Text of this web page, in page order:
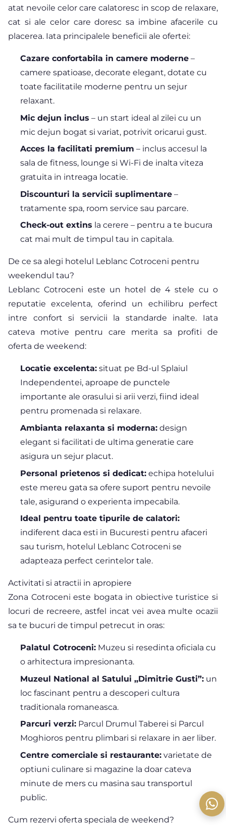
atat nevoile celor care calatoresc in scop de relaxare,
cat si ale celor care doresc sa imbine afacerile cu
placerea. Iata principalele beneficii ale ofertei:
Cazare confortabila in camere moderne –
camere spatioase, decorate elegant, dotate cu
toate facilitatile moderne pentru un sejur
relaxant.
Mic dejun inclus – un start ideal al zilei cu un
mic dejun bogat si variat, potrivit oricarui gust.
Acces la facilitati premium – inclus accesul la
sala de fitness, lounge si Wi-Fi de inalta viteza
gratuita in intreaga locatie.
Discounturi la servicii suplimentare –
tratamente spa, room service sau parcare.
Check-out extins la cerere – pentru a te bucura
cat mai mult de timpul tau in capitala.
De ce sa alegi hotelul Leblanc Cotroceni pentru
weekendul tau?
Leblanc Cotroceni este un hotel de 4 stele cu o
reputatie excelenta, oferind un echilibru perfect
intre confort si servicii la standarde inalte. Iata
cateva motive pentru care merita sa profiti de
oferta de weekend:
Locatie excelenta: situat pe Bd-ul Splaiul
Independentei, aproape de punctele
importante ale orasului si arii verzi, fiind ideal
pentru promenada si relaxare.
Ambianta relaxanta si moderna: design
elegant si facilitati de ultima generatie care
asigura un sejur placut.
Personal prietenos si dedicat: echipa hotelului
este mereu gata sa ofere suport pentru nevoile
tale, asigurand o experienta impecabila.
Ideal pentru toate tipurile de calatori:
indiferent daca esti in Bucuresti pentru afaceri
sau turism, hotelul Leblanc Cotroceni se
adapteaza perfect cerintelor tale.
Activitati si atractii in apropiere
Zona Cotroceni este bogata in obiective turistice si
locuri de recreere, astfel incat vei avea multe ocazii
sa te bucuri de timpul petrecut in oras:
Palatul Cotroceni: Muzeu si resedinta oficiala cu
o arhitectura impresionanta.
Muzeul National al Satului ,,Dimitrie Gusti”: un
loc fascinant pentru a descoperi cultura
traditionala romaneasca.
Parcuri verzi: Parcul Drumul Taberei si Parcul
Moghioros pentru plimbari si relaxare in aer liber.
Centre comerciale si restaurante: varietate de
optiuni culinare si magazine la doar cateva
minute de mers cu masina sau transportul
public.
Cum rezervi oferta speciala de weekend?